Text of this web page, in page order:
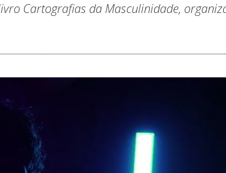
Cartografias da Masculinidade,